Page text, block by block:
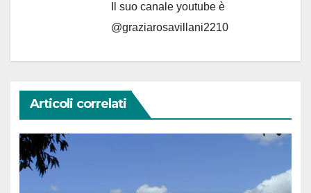
Il suo canale youtube è
@graziarosavillani2210
Articoli correlati